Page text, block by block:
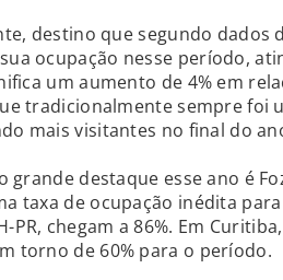
destino que segundo dados
ocupação nesse período,
um aumento de 4% em
tradicionalmente sempre foi
mais visitantes no final do
grande destaque esse ano é
taxa de ocupação inédita
PR, chegam a 86%. Em
torno de 60% para o período.